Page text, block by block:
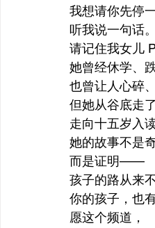
我想请你先停
听我说一句话。
请记住我女儿
她曾经休学、
也曾让人心碎
但她从谷底走
走向十五岁入
她的故事不是
而是证明——
孩子的路从来
你的孩子，也
愿这个频道，